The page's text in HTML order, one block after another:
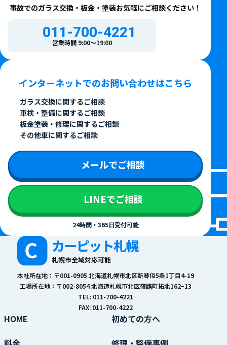
事故でのガラス交換・板金・塗装お気軽にご相談ください！
011-700-4221
営業時間 9:00〜19:00
インターネットでのお問い合わせはこちら
ガラス交換に関するご相談
車検・整備に関するご相談
板金塗装・修理に関するご相談
その他車に関するご相談
メールでご相談
LINEでご相談
24時間・365日受付可能
本社所在地：〒001-0905 北海道札幌市北区新琴似5条1丁目4-19
工場所在地：〒002-8054 北海道札幌市北区篠路町拓北162−13
TEL: 011-700-4221
FAX: 011-700-4222
HOME
初めての方へ